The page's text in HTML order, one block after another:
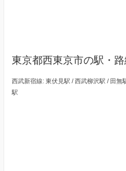
東京都西東京市の駅・路
西武新宿線: 東伏見駅 / 西武柳沢駅 / 田無
駅